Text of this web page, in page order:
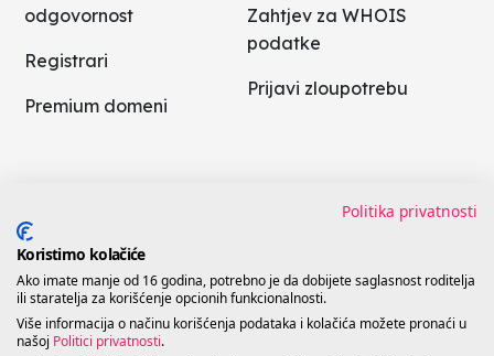
odgovornost
Registrari
Premium domeni
Zahtjev za WHOIS
podatke
Prijavi zloupotrebu
Novosti
Česta pitanja
Kontakt
Politika ISM
Politika privatnosti
Koristimo kolačiće
Ako imate manje od 16 godina, potrebno je da dobijete saglasnost roditelja
ili staratelja za korišćenje opcionih funkcionalnosti.
Više informacija o načinu korišćenja podataka i kolačića možete pronaći u
našoj Politici privatnosti.